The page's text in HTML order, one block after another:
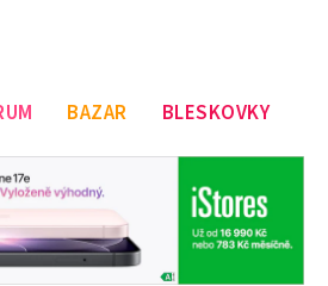
BAZAR BLESKOVKY